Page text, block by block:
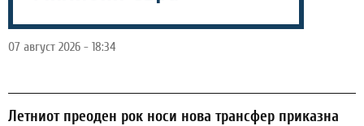
07 август 2026 - 18:34
Летниот преоден рок носи нова трансфер приказна